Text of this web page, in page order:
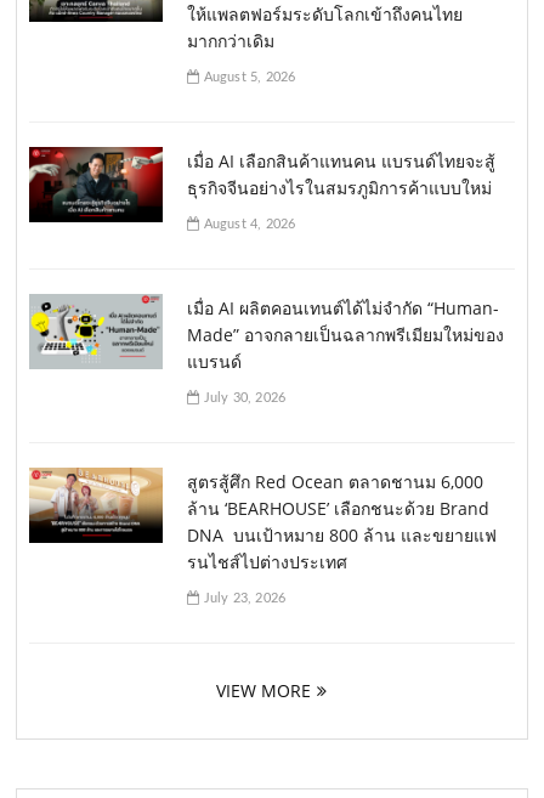
ให้แพลตฟอร์มระดับโลกเข้าถึงคนไทย
มากกว่าเดิม
August 5, 2026
เมื่อ AI เลือกสินค้าแทนคน แบรนด์ไทยจะสู้
ธุรกิจจีนอย่างไรในสมรภูมิการค้าแบบใหม่
August 4, 2026
เมื่อ AI ผลิตคอนเทนต์ได้ไม่จำกัด “Human-
Made” อาจกลายเป็นฉลากพรีเมียมใหม่ของ
แบรนด์
July 30, 2026
สูตรสู้ศึก Red Ocean ตลาดชานม 6,000
ล้าน ‘BEARHOUSE’ เลือกชนะด้วย Brand
DNA บนเป้าหมาย 800 ล้าน และขยายแฟ
รนไชส์ไปต่างประเทศ
July 23, 2026
VIEW MORE